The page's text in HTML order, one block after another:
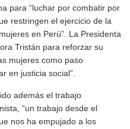
para “luchar por combatir por
restringen el ejercicio de la
en Perú”. La Presidenta
Tristán para reforzar su
mujeres como paso
en justicia social”.
además el trabajo
“un trabajo desde el
nos ha empujado a los